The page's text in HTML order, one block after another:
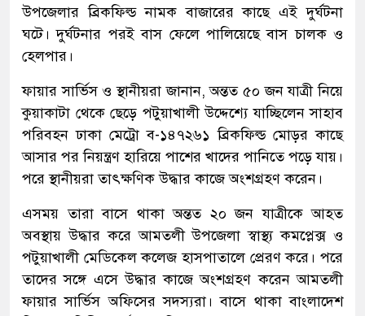
উপজেলার ব্রিকফিল্ড নামক বাজারের কাছে এই দুর্ঘটনা
ঘটে। দুর্ঘটনার পরই বাস ফেলে পালিয়েছে বাস চালক ও
হেলপার।
ফায়ার সার্ভিস ও স্থানীয়রা জানান, অন্তত ৫০ জন যাত্রী নিয়ে
কুয়াকাটা থেকে ছেড়ে পটুয়াখালী উদ্দেশ্যে যাচ্ছিলেন সাহাব
পরিবহন ঢাকা মেট্রো ব-১৪৭২৬১ ব্রিকফিল্ড মোড়র কাছে
আসার পর নিয়ন্ত্রণ হারিয়ে পাশের খাদের পানিতে পড়ে যায়।
পরে স্থানীয়রা তাৎক্ষণিক উদ্ধার কাজে অংশগ্রহণ করেন।
এসময় তারা বাসে থাকা অন্তত ২০ জন যাত্রীকে আহত
অবস্থায় উদ্ধার করে আমতলী উপজেলা স্বাস্থ্য কমপ্লেক্স ও
পটুয়াখালী মেডিকেল কলেজ হাসপাতালে প্রেরণ করে। পরে
তাদের সঙ্গে এসে উদ্ধার কাজে অংশগ্রহণ করেন আমতলী
ফায়ার সার্ভিস অফিসের সদস্যরা। বাসে থাকা বাংলাদেশ